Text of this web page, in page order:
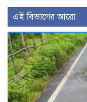
এই বিভাগের আরো